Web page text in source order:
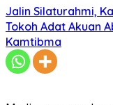
Jalin Silaturahmi,
Tokoh Adat Akuan
Kamtibma